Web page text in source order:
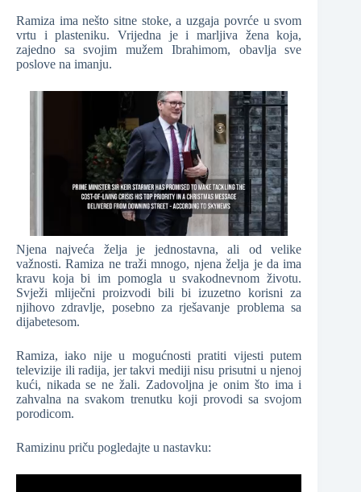
Ramiza ima nešto sitne stoke, a uzgaja povrće u svom
vrtu i plasteniku. Vrijedna je i marljiva žena koja,
zajedno sa svojim mužem Ibrahimom, obavlja sve
poslove na imanju.
Njena najveća želja je jednostavna, ali od velike
važnosti. Ramiza ne traži mnogo, njena želja je da ima
kravu koja bi im pomogla u svakodnevnom životu.
Svježi mliječni proizvodi bili bi izuzetno korisni za
njihovo zdravlje, posebno za rješavanje problema sa
dijabetesom.
Ramiza, iako nije u mogućnosti pratiti vijesti putem
televizije ili radija, jer takvi mediji nisu prisutni u njenoj
kući, nikada se ne žali. Zadovoljna je onim što ima i
zahvalna na svakom trenutku koji provodi sa svojom
porodicom.
Ramizinu priču pogledajte u nastavku: